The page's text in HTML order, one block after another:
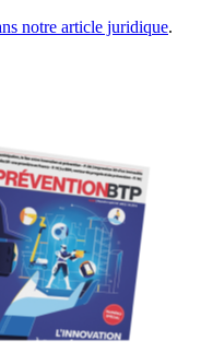
notre article juridique.